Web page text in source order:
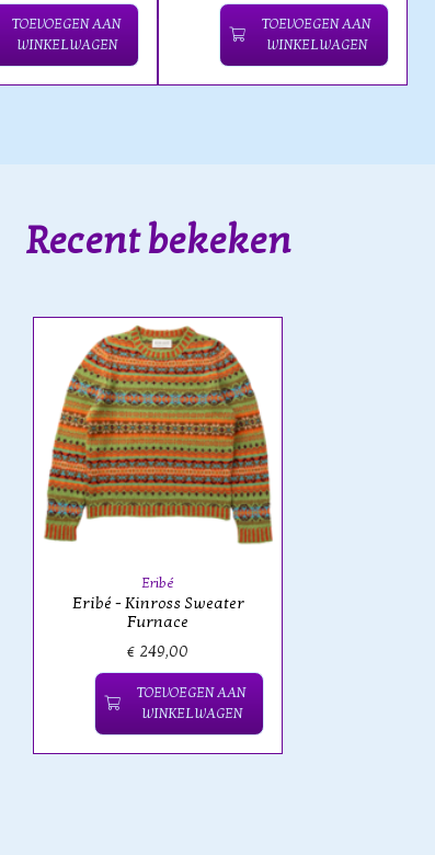
TOEVOEGEN AAN
WINKELWAGEN
TOEVOEGEN AAN
WINKELWAGEN
Recent bekeken
Eribé
Eribé - Kinross Sweater
Furnace
€ 249,00
TOEVOEGEN AAN
WINKELWAGEN